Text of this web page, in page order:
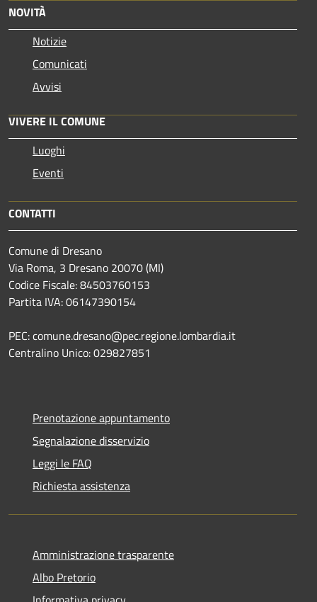
NOVITÀ
Notizie
Comunicati
Avvisi
VIVERE IL COMUNE
Luoghi
Eventi
CONTATTI
Comune di Dresano
Via Roma, 3 Dresano 20070 (MI)
Codice Fiscale: 84503760153
Partita IVA: 06147390154
PEC: comune.dresano@pec.regione.lombardia.it
Centralino Unico: 029827851
Prenotazione appuntamento
Segnalazione disservizio
Leggi le FAQ
Richiesta assistenza
Amministrazione trasparente
Albo Pretorio